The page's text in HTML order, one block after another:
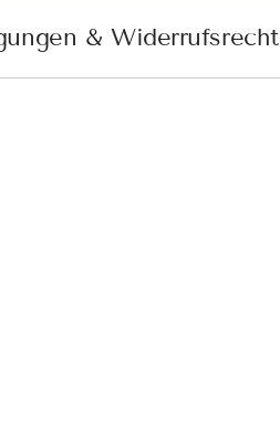
Rabatt
& Widerrufsrecht